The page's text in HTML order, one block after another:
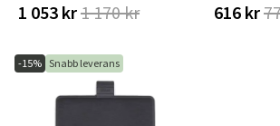
1 053 kr1 170 kr 616 kr
-15% Snabb leverans